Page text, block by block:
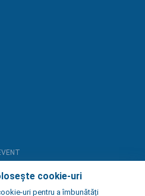
cookie-uri
uri pentru a îmbunătăți
Eveniment